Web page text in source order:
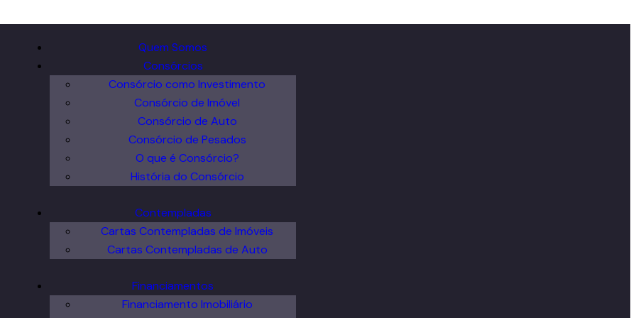
Quem Somos
Consórcios
Consórcio como Investimento
Consórcio de Imóvel
Consórcio de Auto
Consórcio de Pesados
O que é Consórcio?
História do Consórcio
Contempladas
Cartas Contempladas de Imóveis
Cartas Contempladas de Auto
Financiamentos
Financiamento Imobiliário